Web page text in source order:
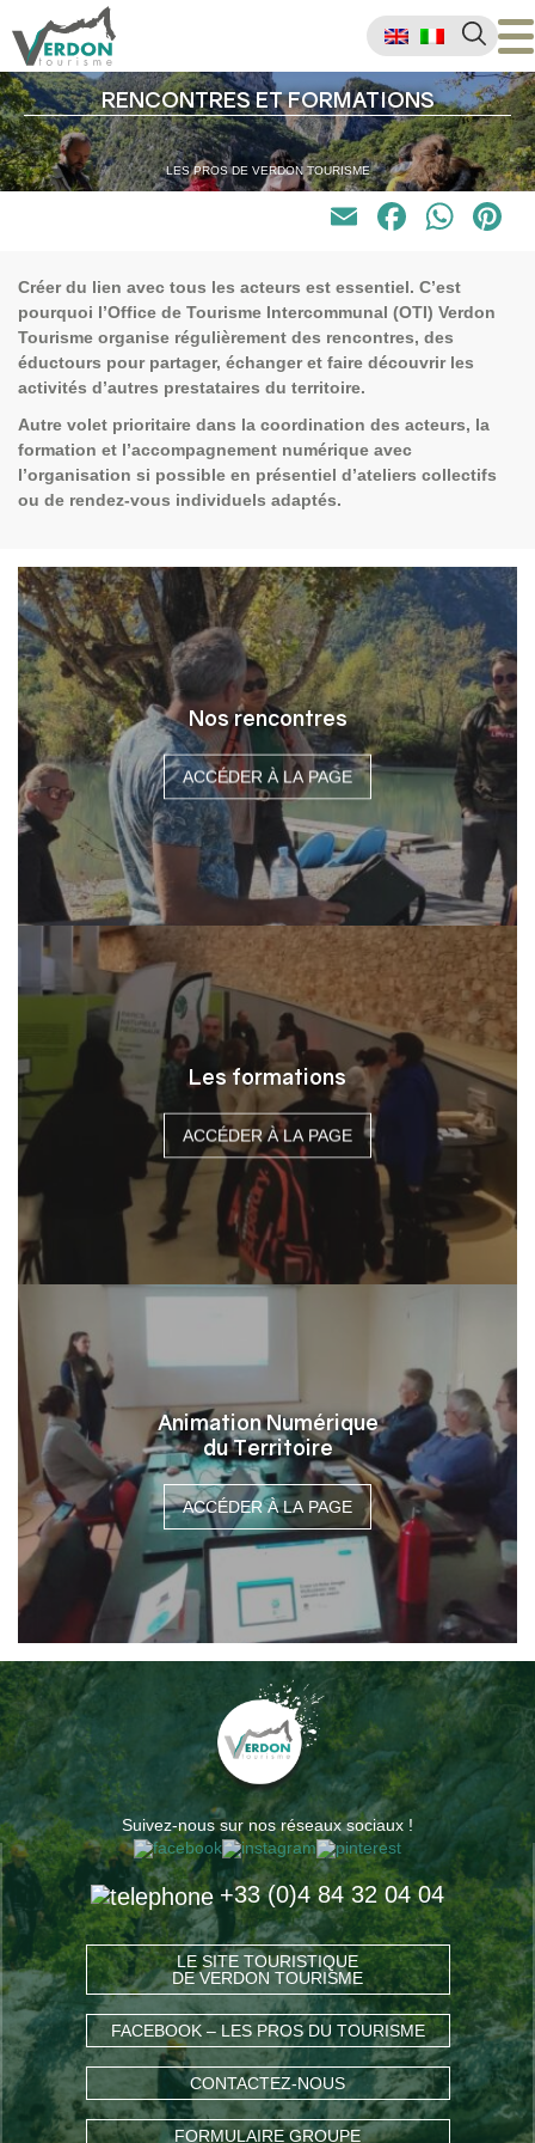
RENCONTRES ET FORMATIONS
LES PROS DE VERDON TOURISME
Email
Créer du lien avec tous les acteurs est essentiel. C’est
pourquoi l’Office de Tourisme Intercommunal (OTI) Verdon
Tourisme organise régulièrement des rencontres, des
éductours pour partager, échanger et faire découvrir les
activités d’autres prestataires du territoire.
Autre volet prioritaire dans la coordination des acteurs, la
formation et l’accompagnement numérique avec
l’organisation si possible en présentiel d’ateliers collectifs
ou de rendez-vous individuels adaptés.
Nos rencontres
ACCÉDER À LA PAGE
Les formations
ACCÉDER À LA PAGE
Animation Numérique
du Territoire
ACCÉDER À LA PAGE
Suivez-nous sur nos réseaux sociaux !
+33 (0)4 84 32 04 04
LE SITE TOURISTIQUE
DE VERDON TOURISME
FACEBOOK – LES PROS DU TOURISME
CONTACTEZ-NOUS
FORMULAIRE GROUPE